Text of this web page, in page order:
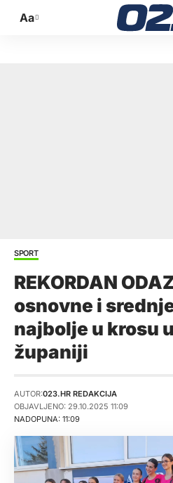
Promijeni
Aa
SPORT
REKORDAN
osnovne i
najbolje u krosu
županiji
NADOPUNA: 11:09
AUTOR:023.HR REDAKCIJA
OBJAVLJENO: 29.10.2025 11:09